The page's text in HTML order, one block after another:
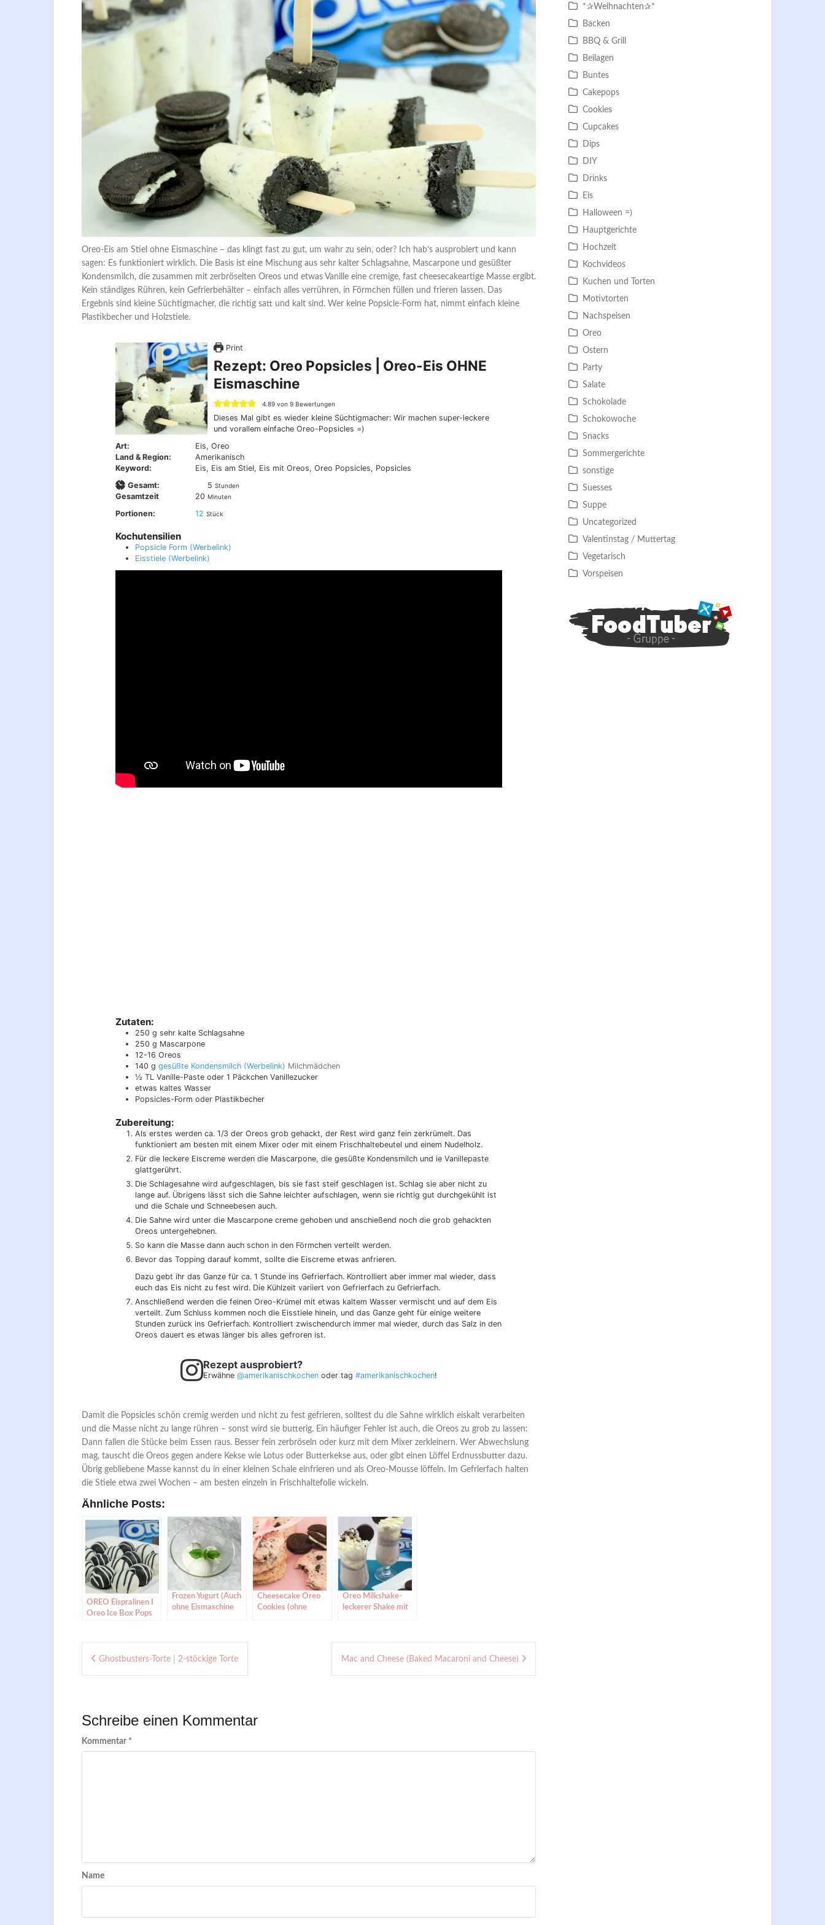
Oreo-Eis am Stiel ohne Eismaschine – das klingt fast zu gut, um wahr zu sein, oder? Ich hab’s ausprobiert und kann
sagen: Es funktioniert wirklich. Die Basis ist eine Mischung aus sehr kalter Schlagsahne, Mascarpone und gesüßter
Kondensmilch, die zusammen mit zerbröselten Oreos und etwas Vanille eine cremige, fast cheesecakeartige Masse ergibt.
Kein ständiges Rühren, kein Gefrierbehälter – einfach alles verrühren, in Förmchen füllen und frieren lassen. Das
Ergebnis sind kleine Süchtigmacher, die richtig satt und kalt sind. Wer keine Popsicle-Form hat, nimmt einfach kleine
Plastikbecher und Holzstiele.
Print
Rezept: Oreo Popsicles | Oreo-Eis OHNE
Eismaschine
4.89 von9 Bewertungen
Dieses Mal gibt es wieder kleine Süchtigmacher: Wir machen super-leckere
und vorallem einfache Oreo-Popsicles =)
Art:
Eis, Oreo
Land & Region:
Amerikanisch
Keyword:
Eis, Eis am Stiel, Eis mit Oreos, Oreo Popsicles, Popsicles
Gesamt:
5 Stunden
Stunden
Gesamtzeit 20 Minuten
Minuten
Portionen: 12 Stück
Kochutensilien
Popsicle Form
Eisstiele
Zutaten:
250 g sehr kalte Schlagsahne
250 g Mascarpone
12-16 Oreos
140 g gesüßte Kondensmilch
Milchmädchen
½ TL Vanille-Paste oder 1 Päckchen Vanillezucker
etwas kaltes Wasser
Popsicles-Form oder Plastikbecher
Zubereitung:
Als erstes werden ca. 1/3 der Oreos grob gehackt, der Rest wird ganz fein zerkrümelt. Das
funktioniert am besten mit einem Mixer oder mit einem Frischhaltebeutel und einem Nudelholz.
Für die leckere Eiscreme werden die Mascarpone, die gesüßte Kondensmilch und ie Vanillepaste
glattgerührt.
Die Schlagesahne wird aufgeschlagen, bis sie fast steif geschlagen ist. Schlag sie aber nicht zu
lange auf. Übrigens lässt sich die Sahne leichter aufschlagen, wenn sie richtig gut durchgekühlt ist
und die Schale und Schneebesen auch.
Die Sahne wird unter die Mascarpone creme gehoben und anschießend noch die grob gehackten
Oreos untergehebnen.
So kann die Masse dann auch schon in den Förmchen verteilt werden.
Bevor das Topping darauf kommt, sollte die Eiscreme etwas anfrieren.
Dazu gebt ihr das Ganze für ca. 1 Stunde ins Gefrierfach. Kontrolliert aber immer mal wieder, dass
euch das Eis nicht zu fest wird. Die Kühlzeit variiert von Gefrierfach zu Gefrierfach.
Anschließend werden die feinen Oreo-Krümel mit etwas kaltem Wasser vermischt und auf dem Eis
verteilt. Zum Schluss kommen noch die Eisstiele hinein, und das Ganze geht für einige weitere
Stunden zurück ins Gefrierfach. Kontrolliert zwischendurch immer mal wieder, durch das Salz in den
Oreos dauert es etwas länger bis alles gefroren ist.
Rezept ausprobiert?
Erwähne @amerikanischkochenoder tag #amerikanischkochen!
Damit die Popsicles schön cremig werden und nicht zu fest gefrieren, solltest du die Sahne wirklich eiskalt verarbeiten
und die Masse nicht zu lange rühren – sonst wird sie butterig. Ein häufiger Fehler ist auch, die Oreos zu grob zu lassen:
Dann fallen die Stücke beim Essen raus. Besser fein zerbröseln oder kurz mit dem Mixer zerkleinern. Wer Abwechslung
mag, tauscht die Oreos gegen andere Kekse wie Lotus oder Butterkekse aus, oder gibt einen Löffel Erdnussbutter dazu.
Übrig gebliebene Masse kannst du in einer kleinen Schale einfrieren und als Oreo-Mousse löffeln. Im Gefrierfach halten
die Stiele etwa zwei Wochen – am besten einzeln in Frischhaltefolie wickeln.
Ähnliche Posts:
OREO Eispralinen I
Oreo Ice Box Pops
Frozen Yogurt (Auch
ohne Eismaschine
Cheesecake Oreo
Cookies (ohne
Oreo Milkshake-
leckerer Shake mit
Beitragsnavigation
Ghostbusters-Torte | 2-stöckige Torte Mac and Cheese (Baked Macaroni and Cheese)
Schreibe einen Kommentar
Kommentar *
Name
*✰Weihnachten✰*
Backen
BBQ & Grill
Beilagen
Buntes
Cakepops
Cookies
Cupcakes
Dips
DIY
Drinks
Eis
Halloween =)
Hauptgerichte
Hochzeit
Kochvideos
Kuchen und Torten
Motivtorten
Nachspeisen
Oreo
Ostern
Party
Salate
Schokolade
Schokowoche
Snacks
Sommergerichte
sonstige
Suesses
Suppe
Uncategorized
Valentinstag / Muttertag
Vegetarisch
Vorspeisen